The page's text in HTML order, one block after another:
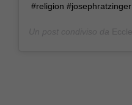
#religion #josephratzinger